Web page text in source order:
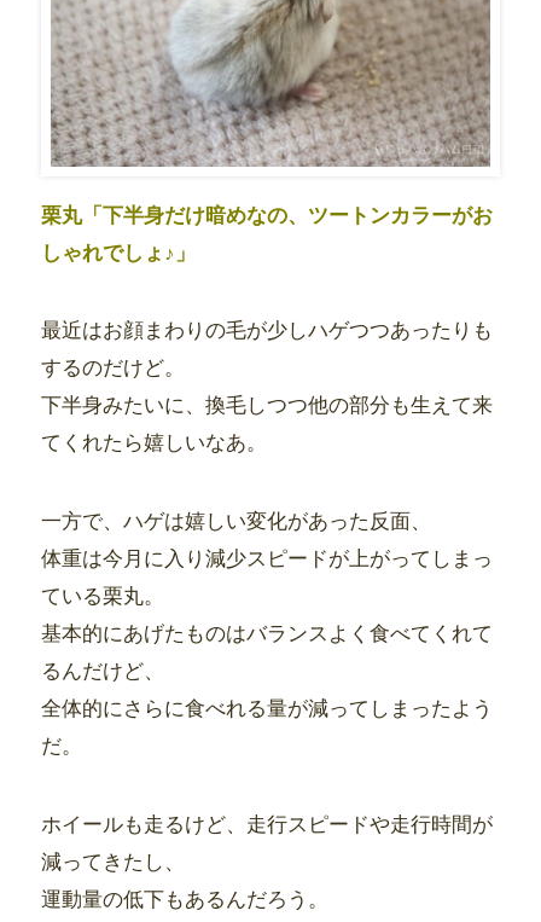
栗丸「下半身だけ暗めなの、ツートンカラーがお
しゃれでしょ♪」
最近はお顔まわりの毛が少しハゲつつあったりも
するのだけど。
下半身みたいに、換毛しつつ他の部分も生えて来
てくれたら嬉しいなあ。
一方で、ハゲは嬉しい変化があった反面、
体重は今月に入り減少スピードが上がってしまっ
ている栗丸。
基本的にあげたものはバランスよく食べてくれて
るんだけど、
全体的にさらに食べれる量が減ってしまったよう
だ。
ホイールも走るけど、走行スピードや走行時間が
減ってきたし、
運動量の低下もあるんだろう。